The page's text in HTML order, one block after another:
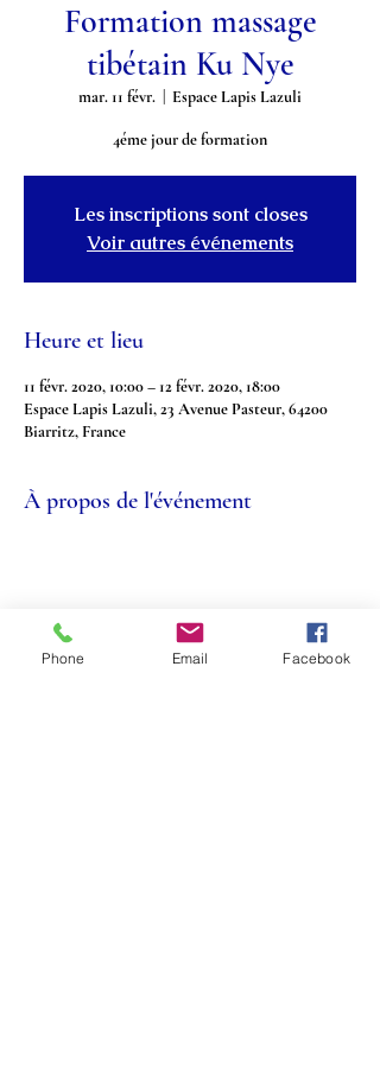
Formation massage
tibétain Ku Nye
mar. 11 févr. Espace Lapis Lazuli
Les inscriptions sont closes
Voir autres événements
Heure et lieu
11 févr. 2020, 10:00 – 12 févr. 2020, 18:00
Espace Lapis Lazuli, 23 Avenue Pasteur, 64200
Biarritz, France
À propos de l'événement
Phone Email Facebook